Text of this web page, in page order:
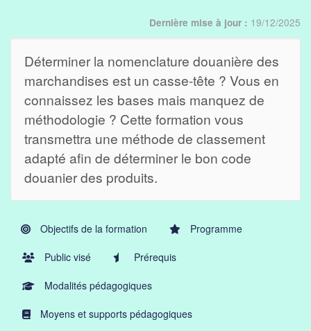
Dernière mise à jour : 19/12/2025
Déterminer la nomenclature douanière des
marchandises est un casse-tête ? Vous en
connaissez les bases mais manquez de
méthodologie ? Cette formation vous
transmettra une méthode de classement
adapté afin de déterminer le bon code
douanier des produits.
Objectifs de la formation Programme
Public visé Prérequis
Modalités pédagogiques
Moyens et supports pédagogiques